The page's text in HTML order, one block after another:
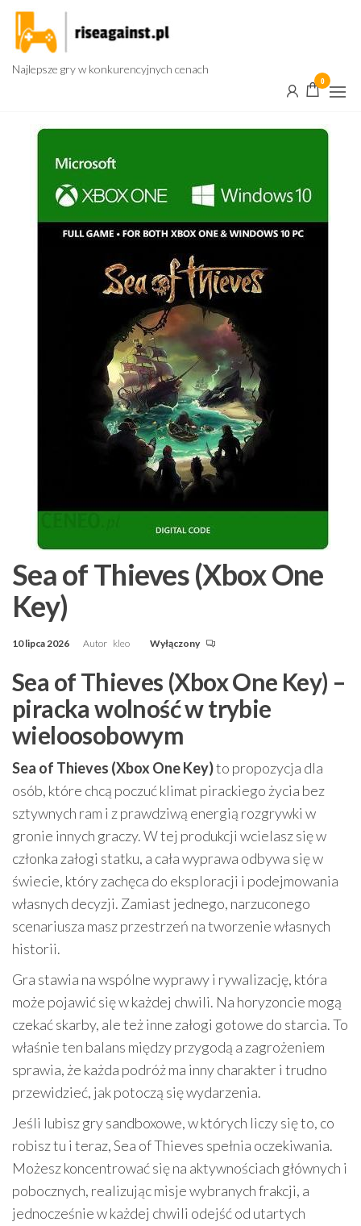
Przejdź
treści
Najlepsze gry w konkurencyjnych cenach
0
Sea of Thieves (Xbox One
Key)
10 lipca 2026 Autor kleo Wyłączony
Sea of Thieves (Xbox One Key) –
piracka wolność w trybie
wieloosobowym
Sea of Thieves (Xbox One Key)to propozycja dla
osób, które chcą poczuć klimat pirackiego życia bez
sztywnych ram i z prawdziwą energią rozgrywki w
gronie innych graczy. W tej produkcji wcielasz się w
członka załogi statku, a cała wyprawa odbywa się w
świecie, który zachęca do eksploracji i podejmowania
własnych decyzji. Zamiast jednego, narzuconego
scenariusza masz przestrzeń na tworzenie własnych
historii.
Gra stawia na wspólne wyprawy i rywalizację, która
może pojawić się w każdej chwili. Na horyzoncie mogą
czekać skarby, ale też inne załogi gotowe do starcia. To
właśnie ten balans między przygodą a zagrożeniem
sprawia, że każda podróż ma inny charakter i trudno
przewidzieć, jak potoczą się wydarzenia.
Jeśli lubisz gry sandboxowe, w których liczy się to, co
robisz tu i teraz, Sea of Thieves spełnia oczekiwania.
Możesz koncentrować się na aktywnościach głównych i
pobocznych, realizując misje wybranych frakcji, a
jednocześnie w każdej chwili odejść od utartych